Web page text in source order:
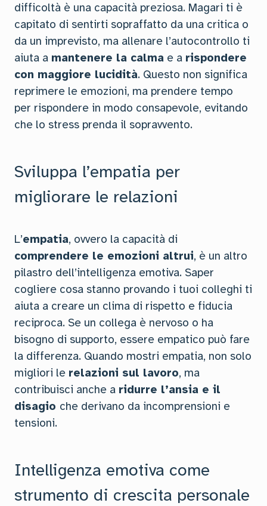
difficoltà è una capacità preziosa. Magari ti è
capitato di sentirti sopraffatto da una critica o
da un imprevisto, ma allenare l’autocontrollo ti
aiuta a mantenere la calma e a rispondere
con maggiore lucidità. Questo non significa
reprimere le emozioni, ma prendere tempo
per rispondere in modo consapevole, evitando
che lo stress prenda il sopravvento.
Sviluppa l’empatia per
migliorare le relazioni
L’empatia, ovvero la capacità di
comprendere le emozioni altrui, è un altro
pilastro dell’intelligenza emotiva. Saper
cogliere cosa stanno provando i tuoi colleghi ti
aiuta a creare un clima di rispetto e fiducia
reciproca. Se un collega è nervoso o ha
bisogno di supporto, essere empatico può fare
la differenza. Quando mostri empatia, non solo
migliori le relazioni sul lavoro, ma
contribuisci anche a ridurre l’ansia e il
disagio che derivano da incomprensioni e
tensioni.
Intelligenza emotiva come
strumento di crescita personale